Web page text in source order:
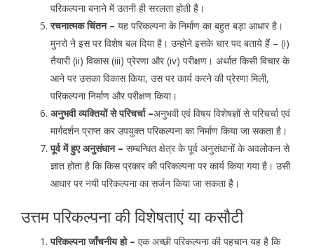
परिकल्पना बनाने में उतनी ही सरलता होती है।
रचनात्मक चिंतन – यह परिकल्पना के निर्माण का बहुत बड़ा आधार है।
मुनरो ने इस पर विशेष बल दिया है। उन्होने इसके चार पद बताये हैं – (i)
तैयारी (ii) विकास (iii) प्रेरणा और (iv) परीक्षण। अर्थात किसी विचार के
आने पर उसका विकास किया, उस पर कार्य करने की प्रेरणा मिली,
परिकल्पना निर्माण और परीक्षण किया।
अनुभवी व्यक्तियों से परिचर्चा –अनुभवी एवं विषय विशेषज्ञों से परिचर्चा एवं
मार्गदर्शन प्राप्त कर उपयुक्त परिकल्पना का निर्माण किया जा सकता है।
पूर्व में हुए अनुसंधान – सम्बन्धित क्षेत्र के पूर्व अनुसंधानों के अवलोकन से
ज्ञात होता है कि किस प्रकार की परिकल्पना पर कार्य किया गया है। उसी
आधार पर नयी परिकल्पना का सर्जन किया जा सकता है।
उत्तम परिकल्पना की विशेषताएं या कसौटी
परिकल्पना जाँचनीय हो – एक अच्छी परिकल्पना की पहचान यह है कि